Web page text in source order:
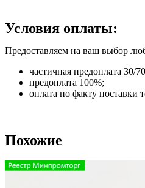
Условия оплаты:
Предоставляем на ваш выбор
частичная предоплата 30/
предоплата 100%;
оплата по факту поставки
Похожие